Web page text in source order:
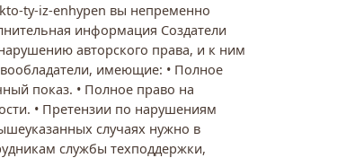
ty-iz-enhypen вы непременно
информация Создатели
авторского права, и к ним
имеющие: • Полное
показ. • Полное право на
• Претензии по нарушениям
случаях нужно в
службы техподдержки,